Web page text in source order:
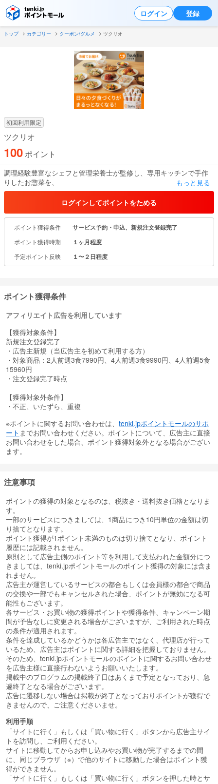
ログイン 登録
トップ カテゴリー クーポン/グルメ ツクリオ
初回利用限定
ツクリオ
100ポイント
調理経験豊富なシェフと管理栄養士が監修し、専用キッチンで手作
りしたお惣菜を、
毎週ご家庭にお届けする食事宅配サービスです。
冷蔵で届くから、そのまま食卓に並べて、夕食づくりが５分で完
了！
1食あたり798円〜（送料・税込み）で、安心安全・美味しいお料理
を簡単にご家族で楽しめます。
注文はLINEで簡単。LINEからいつでもお休み・変更可能。定期縛り
もありません。
もっと見る
ログインしてポイントをためる
ポイント獲得条件 サービス予約・申込、新規注文登録完了
ポイント獲得時期 １ヶ月程度
予定ポイント反映 １〜２日程度
ポイント獲得条件
アフィリエイト広告を利用しています
【獲得対象条件】
新規注文登録完了
・広告主新規（当広告主を初めて利用する方）
・対象商品：2人前週3食7990円、4人前週3食9990円、4人前週5食
15960円
・注文登録完了時点
【獲得対象外条件】
・不正、いたずら、重複
※ポイントに関するお問い合わせは、 tenki.jpポイントモールのサポ
ート までお問い合わせください。ポイントについて、広告主に直接
お問い合わせをした場合、ポイント獲得対象外となる場合がござい
ます。
注意事項
ポイントの獲得の対象となるのは、税抜き・送料抜き価格となりま
す。
一部のサービスにつきましては、1商品につき10円単位の金額は切
り捨てとなります。
ポイント獲得が1ポイント未満のものは切り捨てとなり、ポイント
履歴には記載されません。
原則として広告主側のポイント等を利用して支払われた金額分につ
きましては、tenki.jpポイントモールのポイント獲得の対象には含ま
れません。
広告主が運営しているサービスの都合もしくは会員様の都合で商品
の交換や一部でもキャンセルされた場合、ポイントが無効になる可
能性もございます。
各サービス・お買い物の獲得ポイントや獲得条件、キャンペーン期
間が予告なしに変更される場合がございますが、ご利用された時点
の条件が適用されます。
条件を達成しているかどうかは各広告主ではなく、代理店が行って
いるため、広告主はポイントに関する詳細を把握しておりません。
そのため、tenki.jpポイントモールのポイントに関するお問い合わせ
を広告主様に直接行わないようお願いいたします。
掲載中のプログラムの掲載終了日はあくまで予定となっており、急
遽終了となる場合がございます。
広告に遷移しない場合は掲載が終了となっておりポイントが獲得で
きませんので、ご注意くださいませ。
利用手順
「サイトに行く」もしくは「買い物に行く」ボタンから広告主サイ
トを訪問し、ご利用ください。
サイトに移動してからお申し込みやお買い物が完了するまでの間
に、同じブラウザ（※）で他のサイトに移動した場合はポイント獲
得ができません。
「サイトに行く」もしくは「買い物に行く」ボタンを押した時とサ